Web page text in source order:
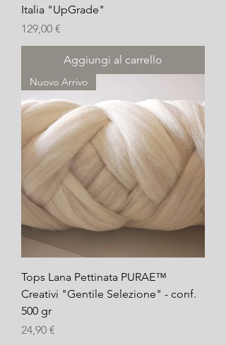
Italia "UpGrade"
Prezzo
129,00 €
Aggiungi al carrello
Nuovo Arrivo
Tops Lana Pettinata PURAE™
Creativi "Gentile Selezione" - conf.
500 gr
Prezzo
24,90 €